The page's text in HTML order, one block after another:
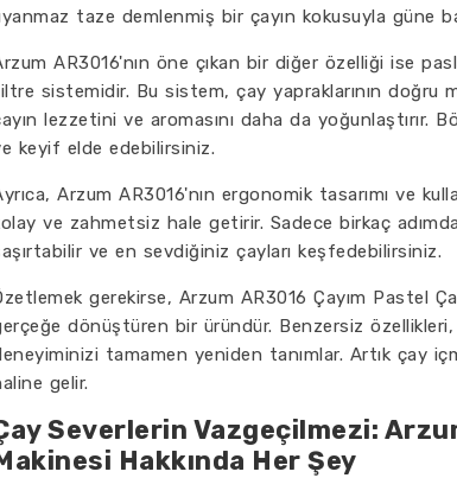
taze demlenmiş bir çayın kokusuyla güne
AR3016'nın öne çıkan bir diğer özelliği ise
sistemidir. Bu sistem, çay yapraklarının doğru
lezzetini ve aromasını daha da
keyif elde edebilirsiniz.
Arzum AR3016'nın ergonomik tasarımı ve
ve zahmetsiz hale getirir. Sadece birkaç
ve en sevdiğiniz çayları keşfedebilirsiniz.
gerekirse, Arzum AR3016 Çayım Pastel
dönüştüren bir üründür. Benzersiz özellikleri,
tamamen yeniden tanımlar. Artık çay
gelir.
Severlerin Vazgeçilmezi:
Hakkında Her Şey